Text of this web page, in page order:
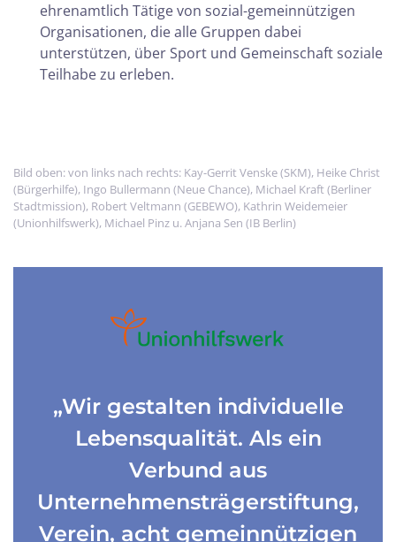
ehrenamtlich Tätige von sozial-gemeinnützigen
Organisationen, die alle Gruppen dabei
unterstützen, über Sport und Gemeinschaft soziale
Teilhabe zu erleben.
Bild oben: von links nach rechts: Kay-Gerrit Venske (SKM), Heike Christ
(Bürgerhilfe), Ingo Bullermann (Neue Chance), Michael Kraft (Berliner
Stadtmission), Robert Veltmann (GEBEWO), Kathrin Weidemeier
(Unionhilfswerk), Michael Pinz u. Anjana Sen (IB Berlin)
„Wir gestalten individuelle
Lebensqualität. Als ein
Verbund aus
Unternehmensträgerstiftung,
Verein, acht gemeinnützigen